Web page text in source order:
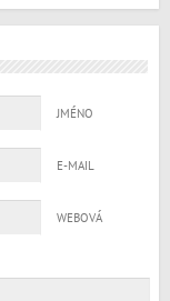
JMÉNO
E-MAIL
WEBOVÁ